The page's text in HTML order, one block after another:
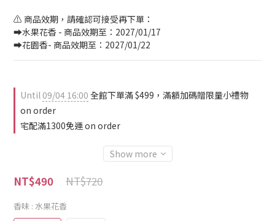
⚠️ 商品效期，請確認可接受再下單：
➡️水果花香 - 商品效期至：2027/01/17
➡️花園香- 商品效期至：2027/01/22
Until09/04 16:00 全館下單滿 $499，滿額加碼贈限量小禮物
on order
宅配滿1300免運 on order
Show more
NT$720
NT$490
香味 : 水果花香